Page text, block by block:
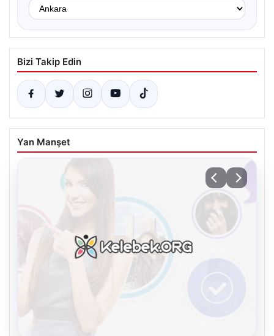
Bizi Takip Edin
Yan Manşet